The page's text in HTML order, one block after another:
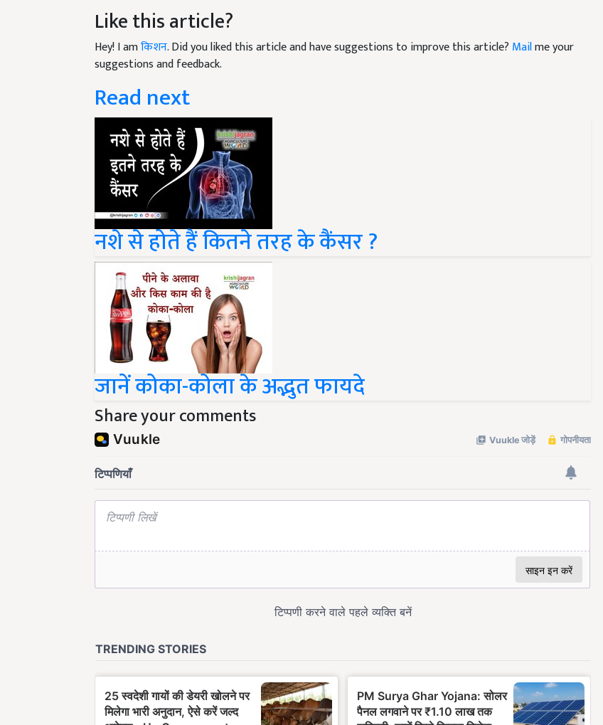
Like this article?
Hey! I amकिशन. Did you liked this article and have suggestions to improve this article? Mailme your
suggestions and feedback.
Read next
नशे से होते हैं कितने तरह के कैंसर ?
जानें कोका-कोला के अद्भुत फायदे
Share your comments